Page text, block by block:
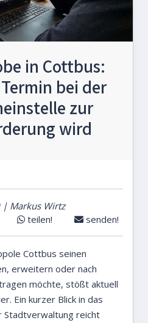
in Cottbus:
bei der
zur
wird
| Markus Wirtz
teilen! senden!
Cottbus seinen
erweitern oder nach
möchte, stößt aktuell
Ein kurzer Blick in das
Stadtverwaltung reicht